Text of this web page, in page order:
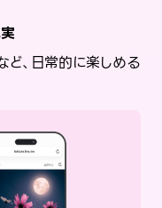
ど、日常的に楽しめる